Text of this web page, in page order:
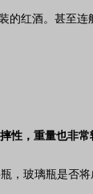
的红酒。 甚至连
性，重量也非